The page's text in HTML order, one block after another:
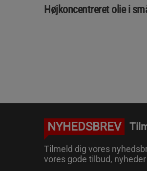
Højkoncentreret olie i
NYHEDSBREV
Tilmeld dig vores
vores gode tilbud,